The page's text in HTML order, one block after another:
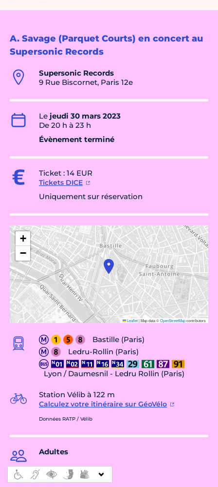
A. Savage (Parquet Courts) en concert au
Supersonic Records
Supersonic Records
9 Rue Biscornet, Paris 12e
Le jeudi 30 mars 2023
De 20 h à 23 h
Évènement terminé
Ticket : 14 EUR
Tickets DICE
Uniquement sur réservation
+
−
Leaflet|Map data ©OpenStreetMapcontributors
Bastille (Paris)
Ledru-Rollin (Paris)
Lyon / Daumesnil - Ledru Rollin (Paris)
Station Vélib à 122 m
Calculez votre itinéraire sur GéoVélo
Données RATP / Vélib
Adultes